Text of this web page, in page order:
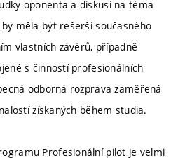
oponenta a diskusí na téma
měla být rešerší současného
vlastních závěrů, případně
s činností profesionálních
odborná rozprava zaměřená
získaných během studia.
Profesionální pilot je velmi